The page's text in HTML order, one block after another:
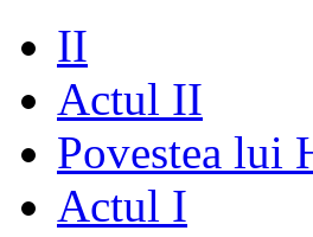
II
Actul II
Povestea lui
Actul I